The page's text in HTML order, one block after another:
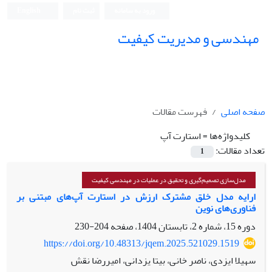
مهندسی و مدیریت کیفیت
صفحه اصلی
فهرست مقالات
کلیدواژه‌ها =استارت آپ‌
تعداد مقالات:
1
مدل‌سازی تصمیم‌گیری و تحقیق در عملیات در مهندسی کیفیت
ارایه مدل خلق مشترک ارزش در استارت آپ‌های مبتنی بر
فناوری‌های نوین
دوره 15، شماره 2، تابستان 1404، صفحه
204-230
https://doi.org/10.48313/jqem.2025.521029.1519
سهیلا ایزدی، ناصر خانی، بیتا یزدانی، امیررضا نقش